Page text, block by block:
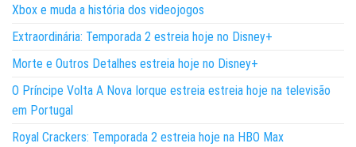
Xbox e muda a história dos videojogos
Extraordinária: Temporada 2 estreia hoje no Disney+
Morte e Outros Detalhes estreia hoje no Disney+
O Príncipe Volta A Nova Iorque estreia estreia hoje na televisão
em Portugal
Royal Crackers: Temporada 2 estreia hoje na HBO Max